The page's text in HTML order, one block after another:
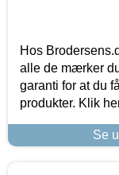
Hos
alle de mærker
garanti for at du
produkter. Klik
Se